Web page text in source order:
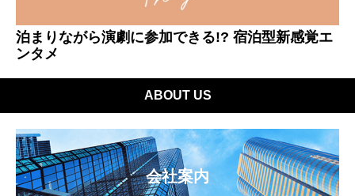
泊まりながら演劇に参加できる!? 宿泊型新感覚エ
ンタメ
ABOUT US
会社案内